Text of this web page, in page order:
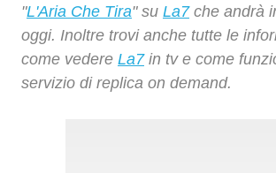
"L'Aria Che Tira" su La7che andrà
oggi. Inoltre trovi anche tutte le
come vedere La7in tv e come
servizio di replica on demand.